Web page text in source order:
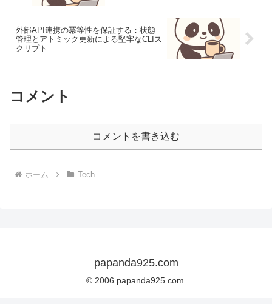
外部API連携の冪等性を保証する：状態
管理とアトミック更新による堅牢なCLIス
クリプト
コメント
コメントを書き込む
ホーム Tech
papanda925.com
© 2006 papanda925.com.